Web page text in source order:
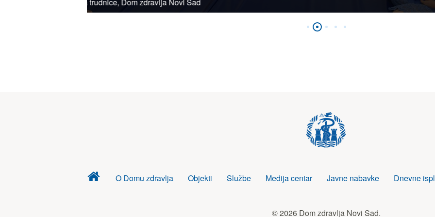
Dom
O Domu zdravlja Objekti Službe Medija centar Javne nabavke Dnevne
© 2026 Dom zdravlja Novi Sad.